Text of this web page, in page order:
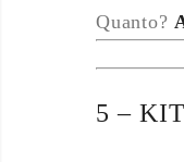
Quanto?
5 –